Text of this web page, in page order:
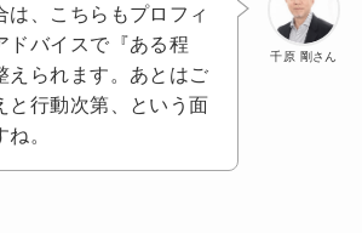
千原 剛さん
は、こちらもプロフィ
ドバイスで『ある程
えられます。あとはご
と行動次第、という面
。